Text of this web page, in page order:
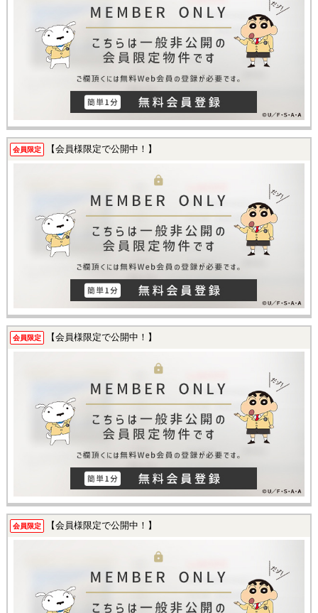
会員限定 【会員様限定で公開中！】
会員限定 【会員様限定で公開中！】
会員限定 【会員様限定で公開中！】